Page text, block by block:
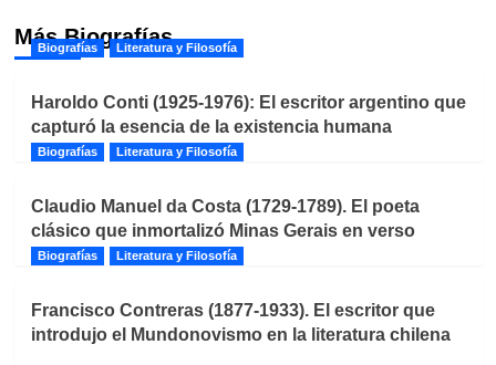
Más Biografías
Biografías Literatura y Filosofía
Haroldo Conti (1925-1976): El escritor argentino que
capturó la esencia de la existencia humana
Biografías Literatura y Filosofía
Claudio Manuel da Costa (1729-1789). El poeta
clásico que inmortalizó Minas Gerais en verso
Biografías Literatura y Filosofía
Francisco Contreras (1877-1933). El escritor que
introdujo el Mundonovismo en la literatura chilena